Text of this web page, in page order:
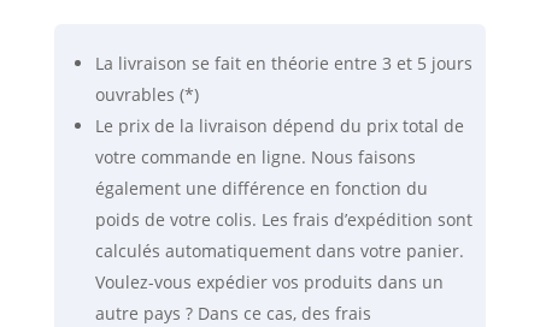
La livraison se fait en théorie entre 3 et 5 jours
ouvrables (*)
Le prix de la livraison dépend du prix total de
votre commande en ligne. Nous faisons
également une différence en fonction du
poids de votre colis. Les frais d’expédition sont
calculés automatiquement dans votre panier.
Voulez-vous expédier vos produits dans un
autre pays ? Dans ce cas, des frais